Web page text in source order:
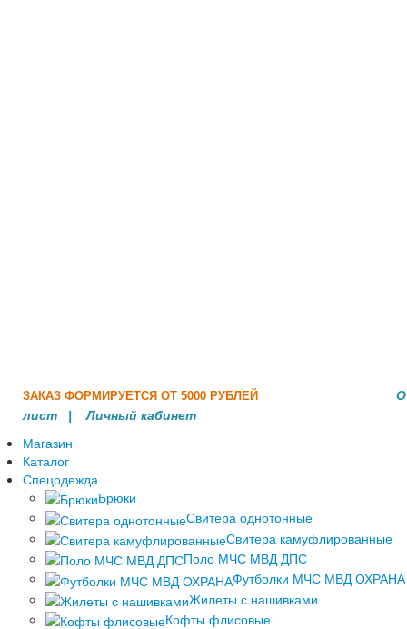
ЗАКАЗ ФОРМИРУЕТСЯ ОТ 5000 РУБЛЕЙ
О
лист |Личный кабинет
Магазин
Каталог
Спецодежда
Брюки
Свитера однотонные
Свитера камуфлированные
Поло МЧС МВД ДПС
Футболки МЧС МВД ОХРАНА
Жилеты с нашивками
Кофты флисовые